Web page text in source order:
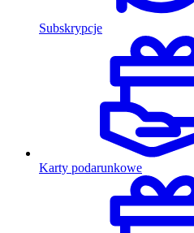
Subskrypcje
Karty podarunkowe